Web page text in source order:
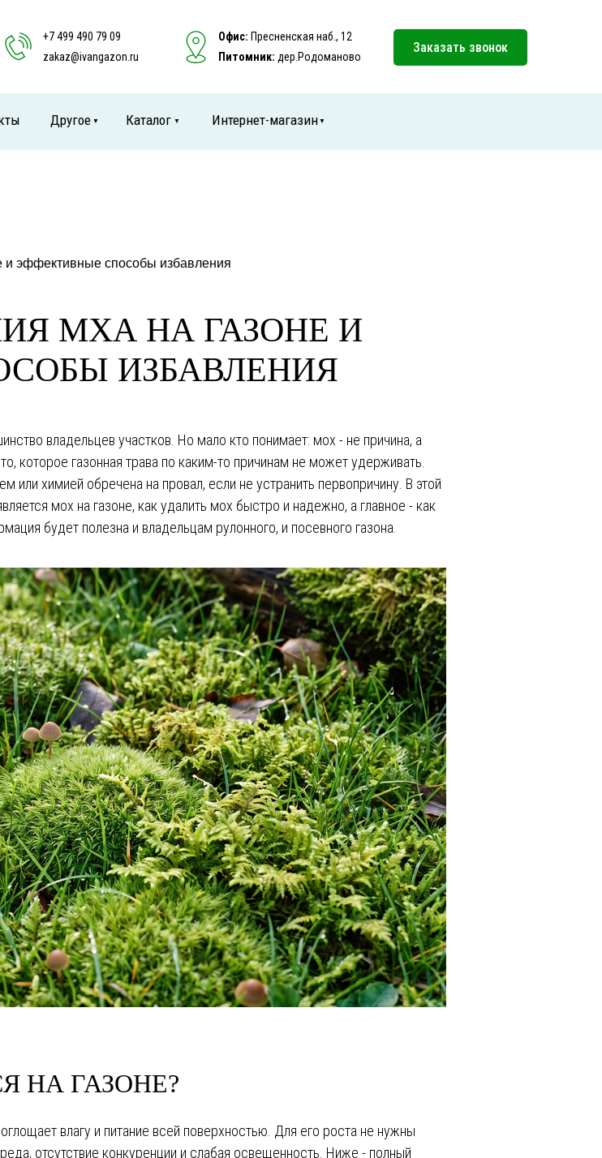
Заказать звонок
Офис: Пресненская наб., 12
Питомник: дер.Родоманово
+7 499 490 79 09
zakaz@ivangazon.ru
Интернет-магазин
Каталог
Другое ▼
▼
▼
и эффективные способы избавления
МХА НА ГАЗОНЕ И
ИЗБАВЛЕНИЯ
владельцев участков. Но мало кто понимает: мох - не причина, а
которое газонная трава по каким-то причинам не может удерживать.
химией обречена на провал, если не устранить первопричину. В этой
мох на газоне, как удалить мох быстро и надежно, а главное - как
будет полезна и владельцам рулонного, и посевного газона.
НА ГАЗОНЕ?
влагу и питание всей поверхностью. Для его роста не нужны
отсутствие конкуренции и слабая освещенность. Ниже - полный